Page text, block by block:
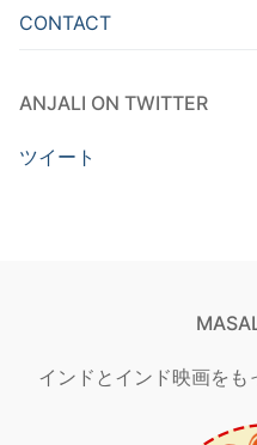
CONTACT
ANJALI ON TWITTER
ツイート
インドとインド映画をも